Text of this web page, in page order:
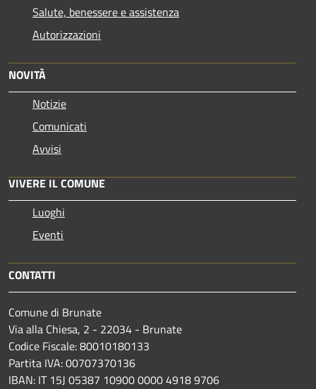
Salute, benessere e assistenza
Autorizzazioni
NOVITÀ
Notizie
Comunicati
Avvisi
VIVERE IL COMUNE
Luoghi
Eventi
CONTATTI
Comune di Brunate
Via alla Chiesa, 2 - 22034 - Brunate
Codice Fiscale: 80010180133
Partita IVA: 00707370136
IBAN: IT 15J 05387 10900 0000 4918 9706